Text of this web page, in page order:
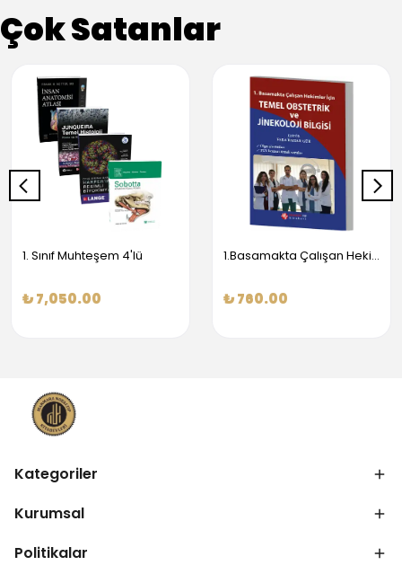
Çok Satanlar
1. Sınıf Muhteşem 4'lü
₺ 7,050.00
1.Basamakta Çalışan Hekimler İçin Temel Obstetrik Ve Jinekoloji Bilgisi
₺ 760.00
Kategoriler
Kurumsal
Politikalar